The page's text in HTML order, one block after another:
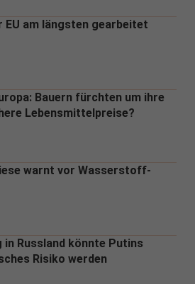
EU am längsten gearbeitet
Bauern fürchten um ihre
Lebensmittelpreise?
warnt vor Wasserstoff-
in Russland könnte Putins
Risiko werden